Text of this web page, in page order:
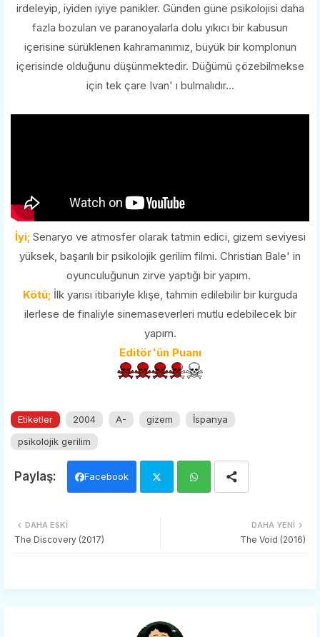
irdeleyip, iyiden iyiye panikler. Günden güne psikolojisi daha
fazla bozulan ve paranoyalarla dolu yıkıcı bir kabusun
içerisine sürüklenen kahramanımız, büyük bir komplonun
içerisinde olduğunu düşünmektedir. Düğümü çözebilmekse
için tek çare Ivan' ı bulmalıdır...
İyi; Senaryo ve atmosfer olarak tatmin edici, gizem seviyesi
yüksek, başarılı bir psikolojik gerilim filmi. Christian Bale' in
oyunculuğunun zirve yaptığı bir yapım.
Kötü;İlk yarısı itibariyle klişe, tahmin edilebilir bir kurguda
ilerlese de finaliyle sinemaseverleri mutlu edebilecek bir
yapım.
Editör'ün Puanı
Etiketler 2004 A- gizem
İspanya
psikolojik gerilim
Facebook
DAHA YENI
The Void (2016)
DAHA ESKI
The Discovery (2017)